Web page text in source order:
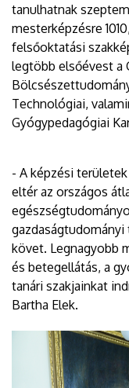
tanulhatnak
mesterképzésre
felsőoktatási
legtöbb elsőévest a
Technológiai,
Gyógypedagógiai
- A képzési
eltér az országos
követ. Legnagyobb
és betegellátás, a
tanári szakjainkat
Bartha Elek.